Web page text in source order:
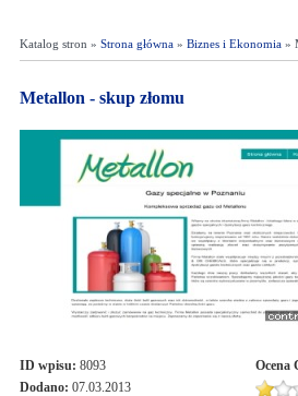
Katalog stron » Strona główna» Biznes i Ekonomia»
Metallon - skup złomu
ID wpisu: 8093
Dodano: 07.03.2013
Ocena